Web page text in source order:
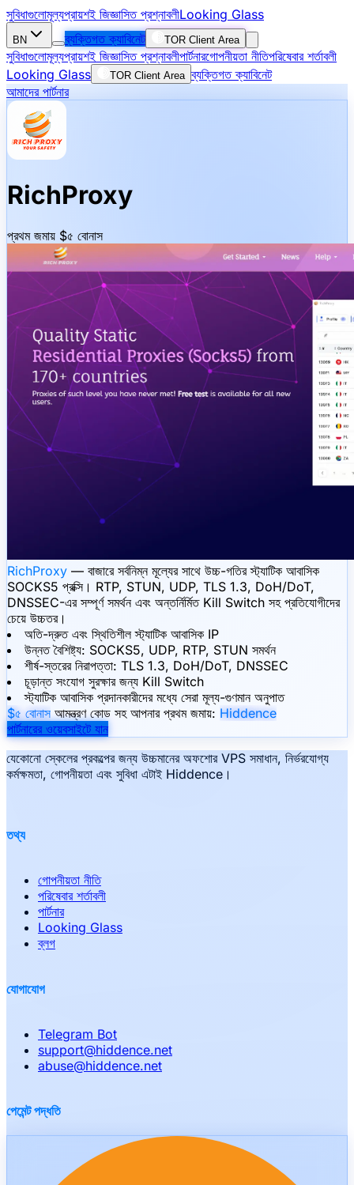
সুবিধাগুলোমূল্যপ্রায়শই জিজ্ঞাসিত প্রশ্নাবলীLooking Glass
BN ব্যক্তিগত ক্যাবিনেট TOR Client Area
সুবিধাগুলোমূল্যপ্রায়শই জিজ্ঞাসিত প্রশ্নাবলীপার্টনারগোপনীয়তা নীতিপরিষেবার শর্তাবলী
Looking Glass
TOR Client Area ব্যক্তিগত ক্যাবিনেট
আমাদের পার্টনার
RichProxy
প্রথম জমায় $৫ বোনাস
RichProxy — বাজারে সর্বনিম্ন মূল্যের সাথে উচ্চ-গতির স্ট্যাটিক আবাসিক
SOCKS5 প্রক্সি। RTP, STUN, UDP, TLS 1.3, DoH/DoT,
DNSSEC-এর সম্পূর্ণ সমর্থন এবং অন্তর্নির্মিত Kill Switch সহ প্রতিযোগীদের
চেয়ে উচ্চতর।
অতি-দ্রুত এবং স্থিতিশীল স্ট্যাটিক আবাসিক IP
উন্নত বৈশিষ্ট্য: SOCKS5, UDP, RTP, STUN সমর্থন
শীর্ষ-স্তরের নিরাপত্তা: TLS 1.3, DoH/DoT, DNSSEC
চূড়ান্ত সংযোগ সুরক্ষার জন্য Kill Switch
স্ট্যাটিক আবাসিক প্রদানকারীদের মধ্যে সেরা মূল্য-গুণমান অনুপাত
$৫ বোনাস আমন্ত্রণ কোড সহ আপনার প্রথম জমায়: Hiddence
পার্টনারের ওয়েবসাইটে যান
যেকোনো স্কেলের প্রকল্পের জন্য উচ্চমানের অফশোর VPS সমাধান, নির্ভরযোগ্য
কর্মক্ষমতা, গোপনীয়তা এবং সুবিধা এটাই Hiddence।
তথ্য
গোপনীয়তা নীতি
পরিষেবার শর্তাবলী
পার্টনার
Looking Glass
ব্লগ
যোগাযোগ
Telegram Bot
support@hiddence.net
abuse@hiddence.net
পেমেন্ট পদ্ধতি